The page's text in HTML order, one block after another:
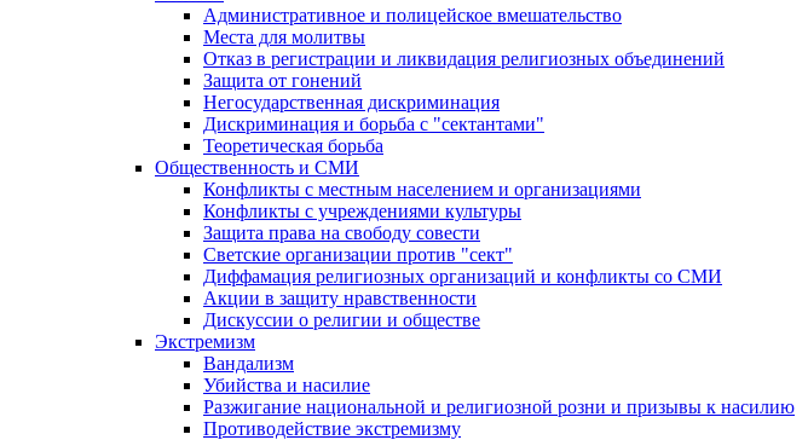
Административное и полицейское вмешательство
Места для молитвы
Отказ в регистрации и ликвидация религиозных объединений
Защита от гонений
Негосударственная дискриминация
Дискриминация и борьба с "сектантами"
Теоретическая борьба
Общественность и СМИ
Конфликты с местным населением и организациями
Конфликты с учреждениями культуры
Защита права на свободу совести
Светские организации против "сект"
Диффамация религиозных организаций и конфликты со СМИ
Акции в защиту нравственности
Дискуссии о религии и обществе
Экстремизм
Вандализм
Убийства и насилие
Разжигание национальной и религиозной розни и призывы к насилию
Противодействие экстремизму